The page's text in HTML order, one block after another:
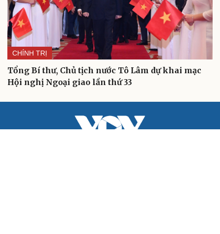
CHÍNH TRỊ
Tổng Bí thư, Chủ tịch nước Tô Lâm dự khai mạc
Hội nghị Ngoại giao lần thứ 33